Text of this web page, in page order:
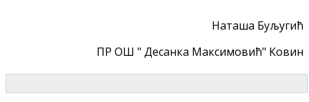
Наташа Буљугић
ПР ОШ " Десанка Максимовић" Ковин